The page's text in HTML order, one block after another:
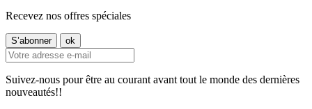
Recevez nos offres spéciales
Suivez-nous pour être au courant avant tout le monde des dernières
nouveautés!!